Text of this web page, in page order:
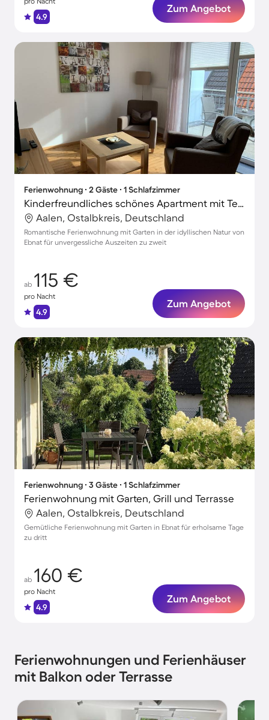
4.9
Zum Angebot
Ferienwohnung ∙ 2 Gäste ∙ 1 Schlafzimmer
Kinderfreundliches schönes Apartment mit Terrasse, Garten und Grill | Gartenblick | Ideal für Homeoffice
Aalen, Ostalbkreis, Deutschland
Romantische Ferienwohnung mit Garten in der idyllischen Natur von
Ebnat für unvergessliche Auszeiten zu zweit
ab 115 €
pro Nacht
4.9
Zum Angebot
Ferienwohnung ∙ 3 Gäste ∙ 1 Schlafzimmer
Ferienwohnung mit Garten, Grill und Terrasse
Aalen, Ostalbkreis, Deutschland
Gemütliche Ferienwohnung mit Garten in Ebnat für erholsame Tage
zu dritt
ab 160 €
pro Nacht
4.9
Zum Angebot
Ferienwohnungen und Ferienhäuser
mit Balkon oder Terrasse